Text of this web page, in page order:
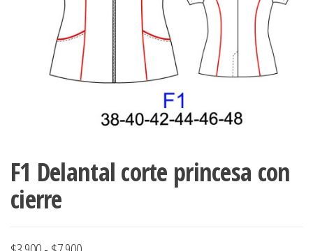
accumark ,
pdf , Moldes
Gerber ,
ropa,
Graduaciones,
Ploteo y
Digitalización
accumark,
Moldes en
Accumark
Gerber,
F1 Delantal corte princesa con
cierre